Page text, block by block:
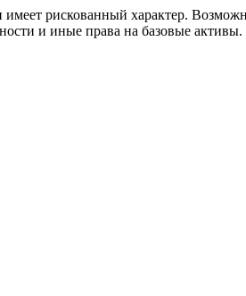
рискованный характер.
и иные права на базовые активы.